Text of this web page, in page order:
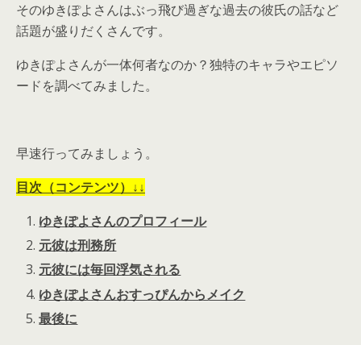
そのゆきぽよさんはぶっ飛び過ぎな過去の彼氏の話など
話題が盛りだくさんです。
ゆきぽよさんが一体何者なのか？独特のキャラやエピソ
ードを調べてみました。
早速行ってみましょう。
目次（コンテンツ）↓↓
ゆきぽよさんのプロフィール
元彼は刑務所
元彼には毎回浮気される
ゆきぽよさんおすっぴんからメイク
最後に